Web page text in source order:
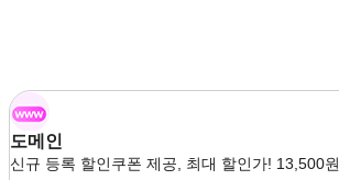
도메인
신규 등록 할인쿠폰 제공, 최대 할인가! 13,500원